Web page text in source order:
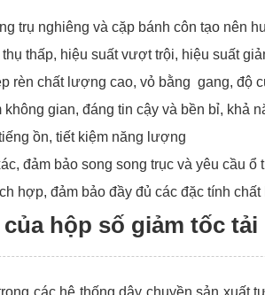
trụ nghiêng và cặp bánh côn tạo nên
thấp, hiệu suất vượt trội, hiệu suất
rèn chất lượng cao, vỏ bằng gang, độ
không gian, đáng tin cậy và bền bỉ, khả
ồn, tiết kiệm năng lượng
đảm bảo song song trục và yêu cầu
hợp, đảm bảo đầy đủ các đặc tính
hộp số giảm tốc
các hệ thống dây chuyền sản xuất